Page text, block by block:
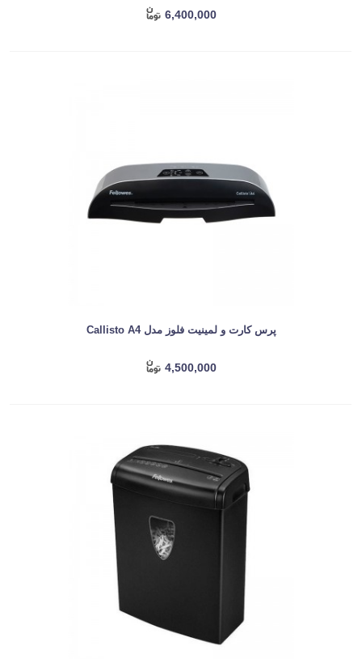
6,400,000
پرس کارت و لمینیت فلوز مدل Callisto A4
4,500,000